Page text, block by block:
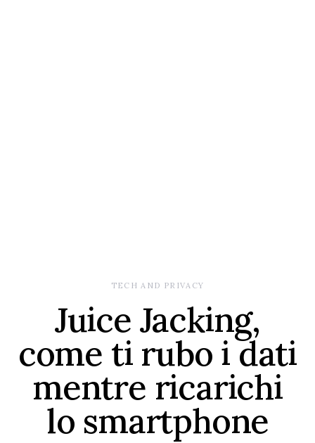
TECH AND PRIVACY
Juice Jacking,
come ti rubo i dati
mentre ricarichi
lo smartphone